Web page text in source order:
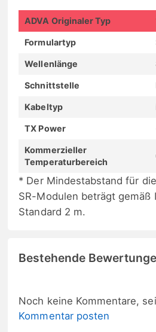
ADVA Originaler Typ
Formulartyp
Wellenlänge
Schnittstelle
Kabeltyp
TX Power
Kommerzieller
Temperaturbereich
* Der Mindestabstand für
SR-Modulen beträgt gemäß
Standard 2 m.
Bestehende
Noch keine Kommentare,
Kommentar posten